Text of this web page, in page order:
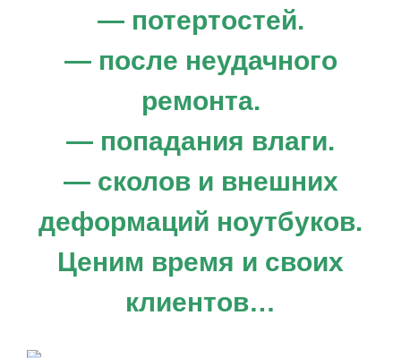
— потертостей.
— после неудачного
ремонта.
— попадания влаги.
— сколов и внешних
деформаций ноутбуков.
Ценим время и своих
клиентов…
Продать ноутбук. Скупка игровых
ноутбуков, MacBook
Продать MacBook на запчасти